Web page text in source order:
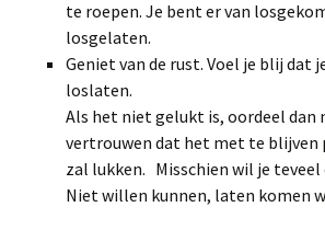
te roepen. Je bent er van
losgelaten.
Geniet van de rust. Voel je blij dat
loslaten.
Als het niet gelukt is, oordeel dan
vertrouwen dat het met te blijven
zal lukken. Misschien wil je
Niet willen kunnen, laten komen